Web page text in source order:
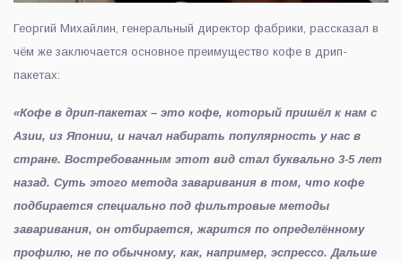
Георгий Михайлин, генеральный директор фабрики, рассказал в
чём же заключается основное преимущество кофе в дрип-
пакетах:
«Кофе в дрип-пакетах – это кофе, который пришёл к нам с
Азии, из Японии, и начал набирать популярность у нас в
стране. Востребованным этот вид стал буквально 3-5 лет
назад. Суть этого метода заваривания в том, что кофе
подбирается специально под фильтровые методы
заваривания, он отбирается, жарится по определённому
профилю, не по обычному, как, например, эспрессо. Дальше